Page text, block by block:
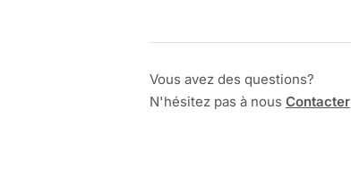
Vous avez des questions?
N'hésitez pas à nous Contacter